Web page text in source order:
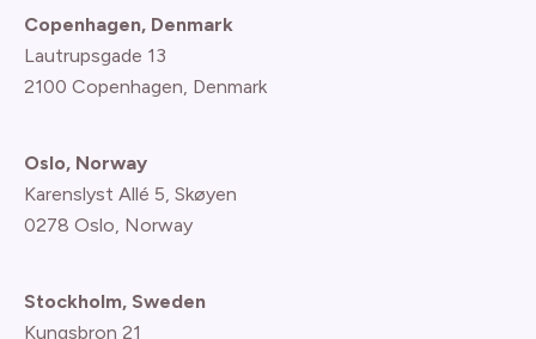
Copenhagen, Denmark
Lautrupsgade 13
2100 Copenhagen, Denmark
Oslo, Norway
Karenslyst Allé 5, Skøyen
0278 Oslo, Norway
Stockholm, Sweden
Kungsbron 21